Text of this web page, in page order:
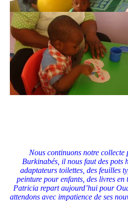
Nous continuons notre collecte
Burkinabés, il nous faut des pots
adaptateurs toilettes, des feuilles
peinture pour enfants, des livres en
Patricia repart aujourd’hui pour
attendons avec impatience de ses